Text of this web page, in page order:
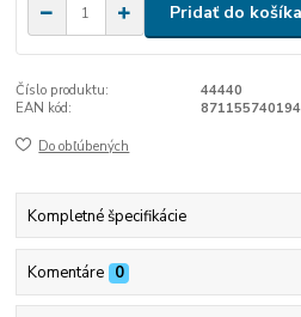
Pridať do košíka
Číslo produktu:
44440
EAN kód:
Do obľúbených
Kompletné špecifikácie
Komentáre 0